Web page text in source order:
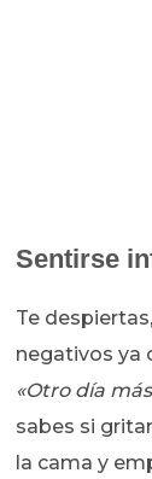
Sentirse
Te
negativos ya
«Otro día
sabes si
la cama y